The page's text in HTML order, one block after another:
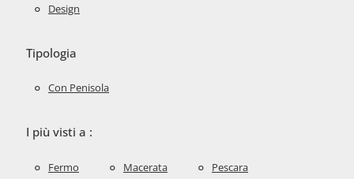
Design
Tipologia
Con Penisola
I più visti a :
Fermo Macerata Pescara